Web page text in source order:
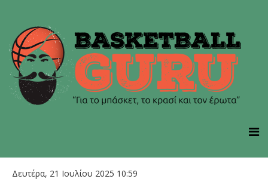
Δευτέρα, 21 Ιουλίου 2025 10:59